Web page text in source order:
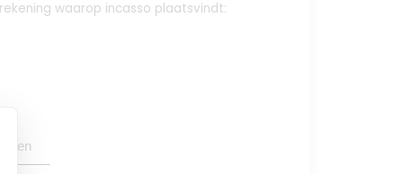
waarop incasso plaatsvindt: